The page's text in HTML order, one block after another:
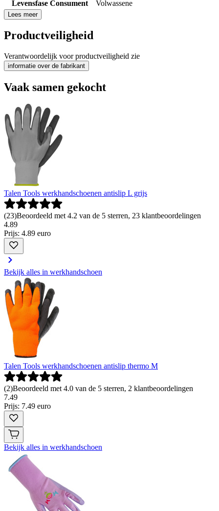
Levensfase Consument Volwassene
Lees meer
Productveiligheid
Verantwoordelijk voor productveiligheid zie
informatie over de fabrikant
Vaak samen gekocht
Talen Tools werkhandschoenen antislip L grijs
(23)Beoordeeld met 4.2 van de 5 sterren, 23 klantbeoordelingen
4.89
Prijs: 4.89 euro
Bekijk alles in werkhandschoen
Talen Tools werkhandschoenen antislip thermo M
(2)Beoordeeld met 4.0 van de 5 sterren, 2 klantbeoordelingen
7.49
Prijs: 7.49 euro
Bekijk alles in werkhandschoen